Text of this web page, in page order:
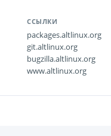
ССЫЛКИ
packages.altlinux.org
git.altlinux.org
bugzilla.altlinux.org
www.altlinux.org